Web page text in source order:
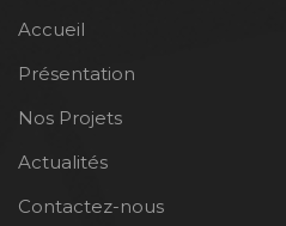
Accueil
Présentation
Nos Projets
Actualités
Contactez-nous